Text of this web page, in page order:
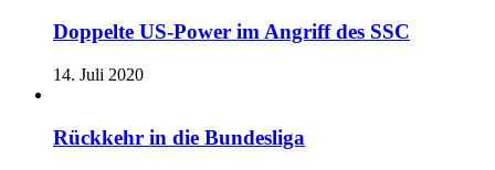
Doppelte US-Power im Angriff des SSC
14. Juli 2020
Rückkehr in die Bundesliga